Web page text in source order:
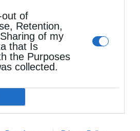
of
Retention,
of my
that Is
the Purposes
collected.
(Βίντεο)
στο πανηγυρίζον
στον Γαλατά
«Να φτάσουμε